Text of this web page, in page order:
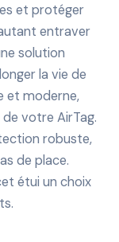
et protéger
entraver
solution
la vie de
et moderne,
votre AirTag.
robuste,
de place.
étui un choix